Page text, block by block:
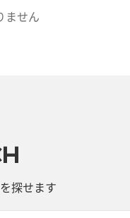
ません
探せます